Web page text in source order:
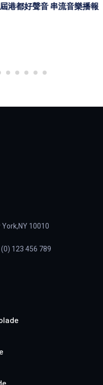
都好聲音 串流音樂播報
10010
123 456 789